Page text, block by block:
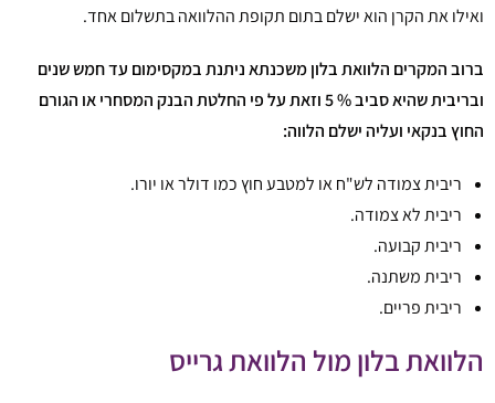
ואילו את הקרן הוא ישלם בתום תקופת ההלוואה בתשלום אחד.
ברוב המקרים הלוואת בלון משכנתא ניתנת במקסימום עד חמש שנים
ובריבית שהיא סביב % 5 וזאת על פי החלטת הבנק המסחרי או הגורם
החוץ בנקאי ועליה ישלם הלווה:
ריבית צמודה לש"ח או למטבע חוץ כמו דולר או יורו.
ריבית לא צמודה.
ריבית קבועה.
ריבית משתנה.
ריבית פריים.
הלוואת בלון מול הלוואת גרייס